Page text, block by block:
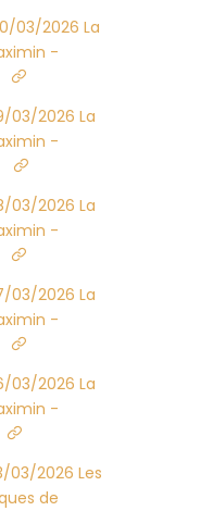
03/2026 La
-
03/2026 La
-
03/2026 La
-
03/2026 La
-
03/2026 La
-
03/2026 Les
de